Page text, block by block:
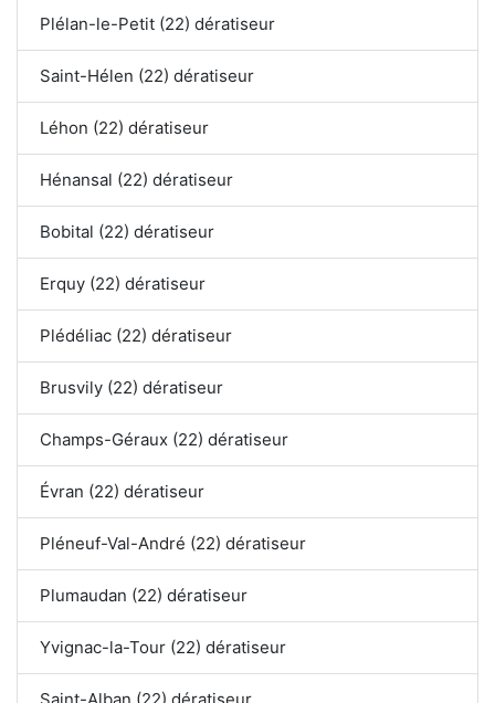
Plélan-le-Petit (22) dératiseur
Saint-Hélen (22) dératiseur
Léhon (22) dératiseur
Hénansal (22) dératiseur
Bobital (22) dératiseur
Erquy (22) dératiseur
Plédéliac (22) dératiseur
Brusvily (22) dératiseur
Champs-Géraux (22) dératiseur
Évran (22) dératiseur
Pléneuf-Val-André (22) dératiseur
Plumaudan (22) dératiseur
Yvignac-la-Tour (22) dératiseur